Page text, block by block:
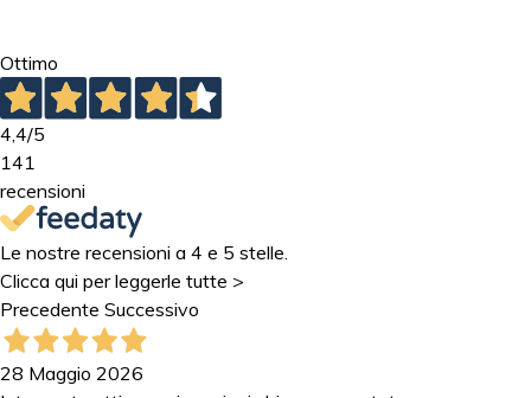
Ottimo
4,4/5
141
recensioni
Le nostre recensioni a 4 e 5 stelle.
Clicca qui per leggerle tutte >
Precedente Successivo
28 Maggio 2026